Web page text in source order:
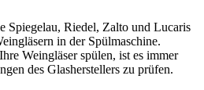
Spiegelau, Riedel, Zalto und Lucaris
in der Spülmaschine.
Weingläser spülen, ist es immer
des Glasherstellers zu prüfen.